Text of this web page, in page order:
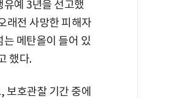
유예 3년을 선고했
래전 사망한 피해자
메탄올이 들어 있
했다.
보호관찰 기간 중에